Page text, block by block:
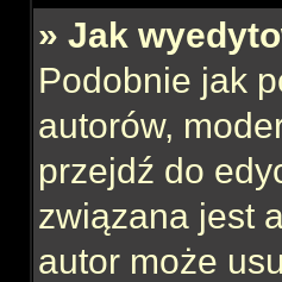
» Jak
Podobnie jak
autorów,
przejdź do
związana jest
autor może